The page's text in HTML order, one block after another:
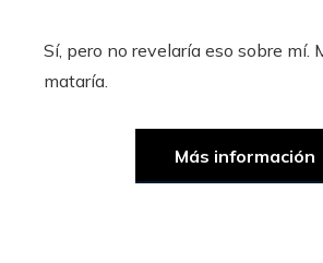
Sí, pero no revelaría eso sobre mí.
mataría.
Más información